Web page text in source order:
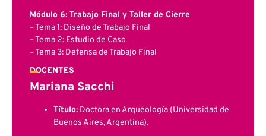
Módulo 6: Trabajo Final y Taller de Cierre
– Tema 1: Diseño de Trabajo Final
– Tema 2: Estudio de Caso
– Tema 3: Defensa de Trabajo Final
DOCENTES
Mariana Sacchi
Título: Doctora en Arqueología (Universidad de
Buenos Aires, Argentina).